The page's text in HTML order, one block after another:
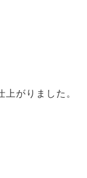
がりました。